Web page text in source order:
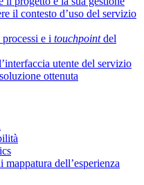
il contesto d’uso del servizio
e i touchpointdel
utente del servizio
ottenuta
dell’esperienza